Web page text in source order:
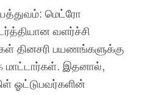
மெட்ரோ
வளர்ச்சி
தினசரி பயணங்களுக்கு
மாட்டார்கள். இதனால்,
ஓட்டுபவர்களின்